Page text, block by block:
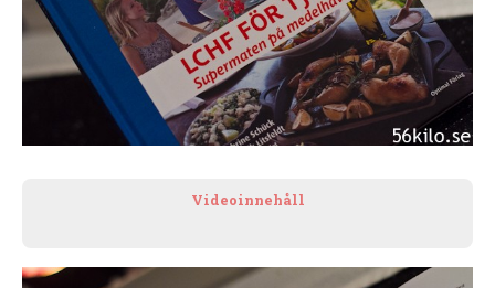
Videoinnehåll